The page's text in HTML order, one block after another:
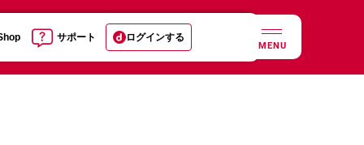
サポート ログインする
MENU